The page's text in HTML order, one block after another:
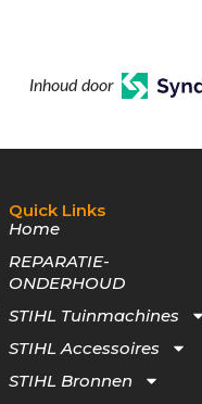
Inhoud door
Quick Links
Home
REPARATIE-
ONDERHOUD
STIHL Tuinmachines
STIHL Accessoires
STIHL Bronnen